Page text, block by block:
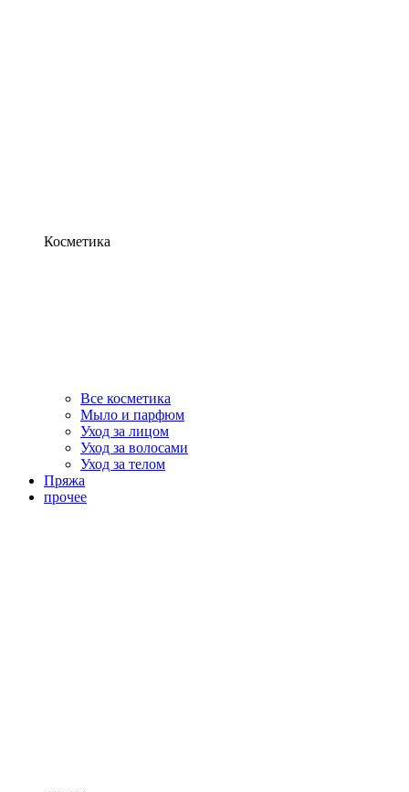
Косметика
Все косметика
Мыло и парфюм
Уход за лицом
Уход за волосами
Уход за телом
Пряжа
прочее